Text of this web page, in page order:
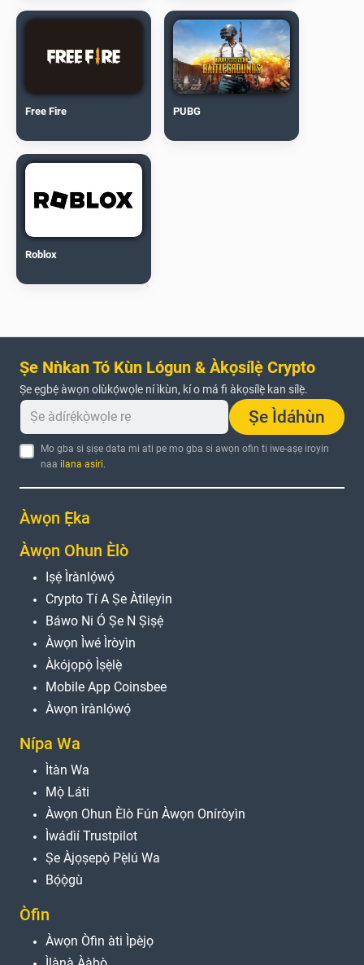
Free Fire PUBG
Roblox
Ṣe Nǹkan Tó Kùn Lógun & Àkọsílẹ̀ Crypto
Ṣe ẹgbẹ́ àwọn olùkọ́wọle ní ìkùn, kí o má fi àkọsílẹ̀ kan sílẹ̀.
Ṣe Ìdáhùn
Mo gba si ṣiṣe data mi ati pe mo gba si awọn ofin ti iwe-aṣẹ iroyin
naa ilana asiri.
Àwọn Ẹ̀ka
Àwọn Ohun Èlò
Iṣẹ́ Ìrànlọ́wọ́
Crypto Tí A Ṣe Àtìlẹyìn
Báwo Ni Ó Ṣe N Ṣiṣẹ́
Àwọn Ìwé Ìròyìn
Àkójọpọ̀ Ìṣẹ̀lẹ̀
Mobile App Coinsbee
Àwọn ìrànlọ́wọ́
Nípa Wa
Ìtàn Wa
Mọ̀ Láti
Àwọn Ohun Èlò Fún Àwọn Oníròyìn
Ìwádìí Trustpilot
Ṣe Àjọṣepọ̀ Pẹ̀lú Wa
Bọ́ọ̀gù
Òfin
Àwọn Òfin àti Ìpèjọ